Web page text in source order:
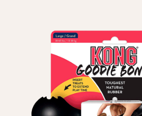
ВЛАСНЕ
НОВИНКИ
АКЦІЇ
БЛОГ
Оплата і